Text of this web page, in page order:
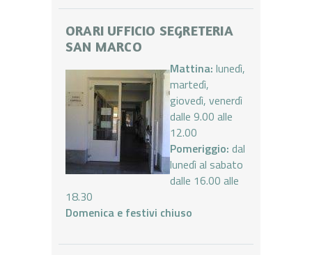
ORARI UFFICIO SEGRETERIA
SAN MARCO
Mattina: lunedì,
martedì,
giovedì, venerdì
dalle 9.00 alle
12.00
Pomeriggio: dal
lunedì al sabato
dalle 16.00 alle
18.30
Domenica e festivi chiuso